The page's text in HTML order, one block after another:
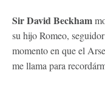
Sir David Beckham
su hijo Romeo,
momento en que el
me llama para